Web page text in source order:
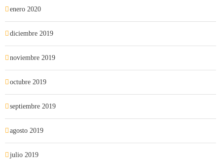
enero 2020
diciembre 2019
noviembre 2019
octubre 2019
septiembre 2019
agosto 2019
julio 2019